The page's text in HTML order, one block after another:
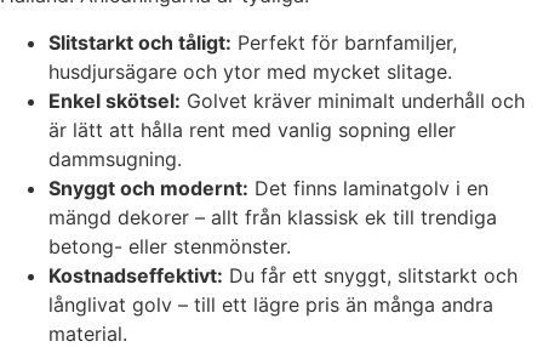
Slitstarkt och tåligt: Perfekt för barnfamiljer,
husdjursägare och ytor med mycket slitage.
Enkel skötsel: Golvet kräver minimalt underhåll och
är lätt att hålla rent med vanlig sopning eller
dammsugning.
Snyggt och modernt: Det finns laminatgolv i en
mängd dekorer – allt från klassisk ek till trendiga
betong- eller stenmönster.
Kostnadseffektivt: Du får ett snyggt, slitstarkt och
långlivat golv – till ett lägre pris än många andra
material.